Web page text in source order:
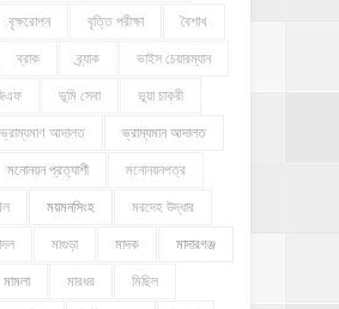
বৃক্ষরোপন বৃত্তি পরীক্ষা বৈশাখ
ব্রাক ব্র্যাক ভাইস চেয়ারম্যান
ভূমি সেবা ভূয়া চাকরী
ভ্রাম্যমাণ আদালত ভ্রাম্যমান আদালত
মনোনয়ন প্রত্যাশী মনোনয়নপত্র
ময়মনসিংহ মরদেহ উদ্ধার
মাগুড়া মাদক মাদারগঞ্জ
মামলা মারধর মিছিল